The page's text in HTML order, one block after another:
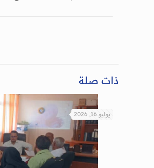
ذات صلة
يوليو 16, 2026